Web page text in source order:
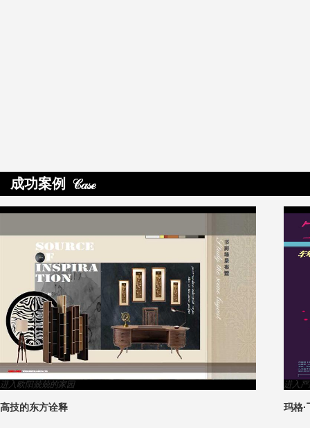
成功案例
建中的家园
飞鸟集秒摆成果欣赏
进入周巧
幸福时光
>